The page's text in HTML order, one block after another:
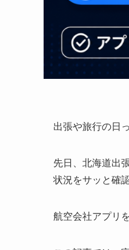
出張や旅行の日
先日、北海道出
状況をサッと確
航空会社アプリ